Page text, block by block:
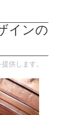
インの
供します。